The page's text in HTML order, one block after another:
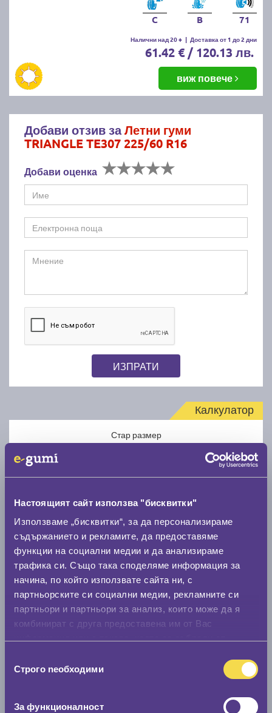
Настоящият сайт използва "бисквитки"
Използваме „бисквитки“, за да персонализираме
съдържанието и рекламите, да предоставяме
функции на социални медии и да анализираме
трафика си. Също така споделяме информация за
начина, по който използвате сайта ни, с
партньорските си социални медии, рекламните си
партньори и партньори за анализ, които може да я
комбинират с друга предоставена им от Вас
наСтрого nеобходими
За функционалност
C B 71
Налични над 20 + | Доставка от 1 до 2 дни
61.42 € / 120.13 лв.
виж повече
Добави отзив заЛетни гуми
TRIANGLE TE307 225/60 R16
Добави оценка
ИЗПРАТИ
Калкулатор
Стар размер
Нов размер
Стар размер
Скоростомер при 100